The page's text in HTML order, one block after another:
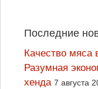
Последние
Качество мяса
Разумная
хенда 7 августа